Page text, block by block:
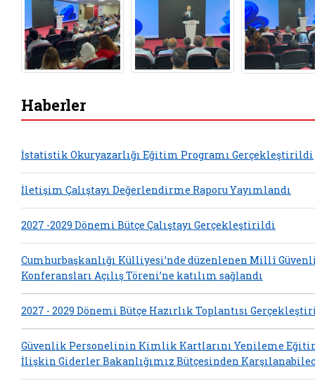
Haberler
İstatistik Okuryazarlığı Eğitim Programı Gerçekleştirildi
İletişim Çalıştayı Değerlendirme Raporu Yayımlandı
2027 -2029 Dönemi Bütçe Çalıştayı Gerçekleştirildi
Cumhurbaşkanlığı Külliyesi’nde düzenlenen Millî
Konferansları Açılış Töreni’ne katılım sağlandı
2027 - 2029 Dönemi Bütçe Hazırlık Toplantısı
Güvenlik Personelinin Kimlik Kartlarını Yenileme
İlişkin Giderler Bakanlığımız Bütçesinden